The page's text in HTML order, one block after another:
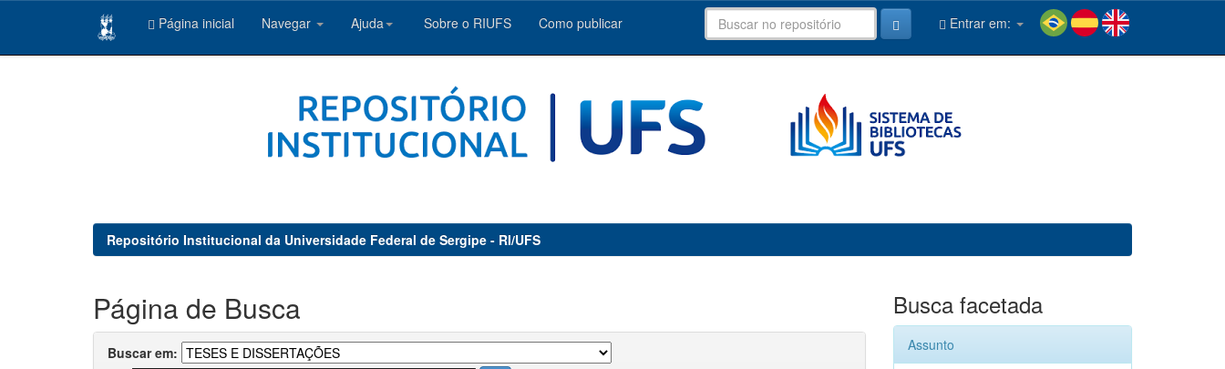
Página inicial Navegar Ajuda Sobre o RIUFS Como publicar Entrar em:
Repositório Institucional da Universidade Federal de Sergipe - RI/UFS
Página de Busca
Buscar em:
Busca facetada
Assunto